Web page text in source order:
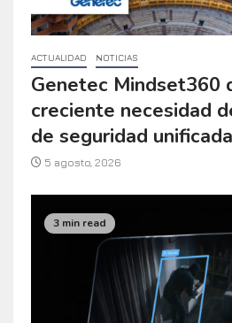
ACTUALIDAD NOTICIAS
Genetec Mindset360
creciente necesidad
de seguridad
5 agosto, 2026
3 min read